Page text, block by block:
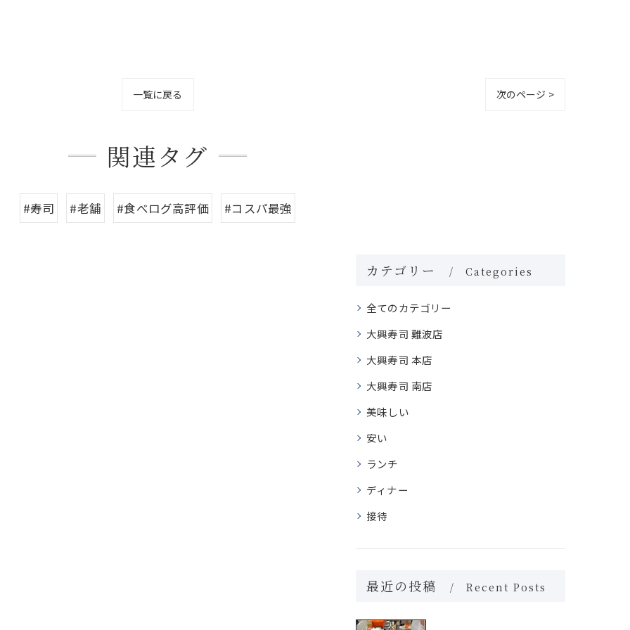
一覧に戻る 次のページ >
関連タグ
#寿司 #老舗 #食べログ高評価 #コスパ最強
カテゴリー Categories
全てのカテゴリー
大興寿司 難波店
大興寿司 本店
大興寿司 南店
美味しい
安い
ランチ
ディナー
接待
最近の投稿 Recent Posts